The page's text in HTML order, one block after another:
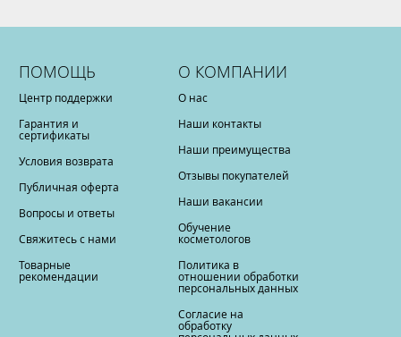
ПОМОЩЬ
Центр поддержки
Гарантия и
сертификаты
Условия возврата
Публичная оферта
Вопросы и ответы
Свяжитесь с нами
Товарные
рекомендации
О КОМПАНИИ
О нас
Наши контакты
Наши преимущества
Отзывы покупателей
Наши вакансии
Обучение
косметологов
Политика в
отношении обработки
персональных данных
Согласие на
обработку